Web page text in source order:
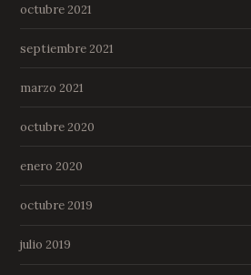
octubre 2021
septiembre 2021
marzo 2021
octubre 2020
enero 2020
octubre 2019
julio 2019